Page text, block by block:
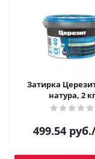
Затирка Церезит
натура, 2 кг
499.54руб.